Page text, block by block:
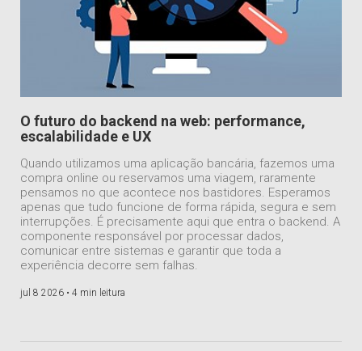
O futuro do backend na web: performance,
escalabilidade e UX
Quando utilizamos uma aplicação bancária, fazemos uma
compra online ou reservamos uma viagem, raramente
pensamos no que acontece nos bastidores. Esperamos
apenas que tudo funcione de forma rápida, segura e sem
interrupções. É precisamente aqui que entra o backend. A
componente responsável por processar dados,
comunicar entre sistemas e garantir que toda a
experiência decorre sem falhas.
jul 8 2026 • 4 min leitura